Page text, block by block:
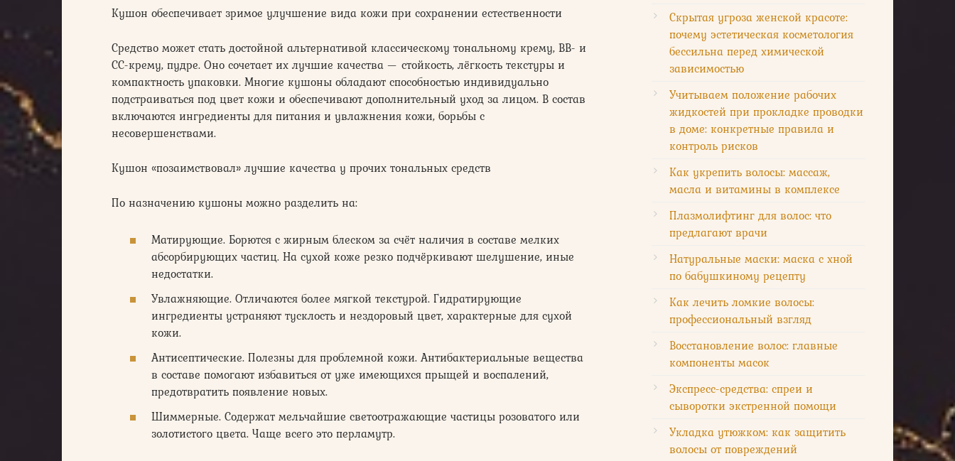
Кушон обеспечивает зримое улучшение вида кожи при сохранении естественности
Средство может стать достойной альтернативой классическому тональному крему, ВВ- и
СС-крему, пудре. Оно сочетает их лучшие качества — стойкость, лёгкость текстуры и
компактность упаковки. Многие кушоны обладают способностью индивидуально
подстраиваться под цвет кожи и обеспечивают дополнительный уход за лицом. В состав
включаются ингредиенты для питания и увлажнения кожи, борьбы с
несовершенствами.
Кушон «позаимствовал» лучшие качества у прочих тональных средств
По назначению кушоны можно разделить на:
Матирующие. Борются с жирным блеском за счёт наличия в составе мелких
абсорбирующих частиц. На сухой коже резко подчёркивают шелушение, иные
недостатки.
Увлажняющие. Отличаются более мягкой текстурой. Гидратирующие
ингредиенты устраняют тусклость и нездоровый цвет, характерные для сухой
кожи.
Антисептические. Полезны для проблемной кожи. Антибактериальные вещества
в составе помогают избавиться от уже имеющихся прыщей и воспалений,
предотвратить появление новых.
Шиммерные. Содержат мельчайшие светоотражающие частицы розоватого или
золотистого цвета. Чаще всего это перламутр.
Скрытая угроза женской красоте:
почему эстетическая косметология
бессильна перед химической
зависимостью
Учитываем положение рабочих
жидкостей при прокладке проводки
в доме: конкретные правила и
контроль рисков
Как укрепить волосы: массаж,
масла и витамины в комплексе
Плазмолифтинг для волос: что
предлагают врачи
Натуральные маски: маска с хной
по бабушкиному рецепту
Как лечить ломкие волосы:
профессиональный взгляд
Восстановление волос: главные
компоненты масок
Экспресс-средства: спреи и
сыворотки экстренной помощи
Укладка утюжком: как защитить
волосы от повреждений